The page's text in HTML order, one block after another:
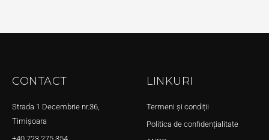
CONTACT
Strada 1 Decembrie nr.36,
Timișoara
LINKURI
Termeni și condiții
Politica de confidențialitate